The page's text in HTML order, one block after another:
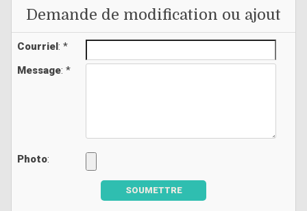
Demande de modification ou ajout
Courriel: *
Message: *
Photo:
SOUMETTRE